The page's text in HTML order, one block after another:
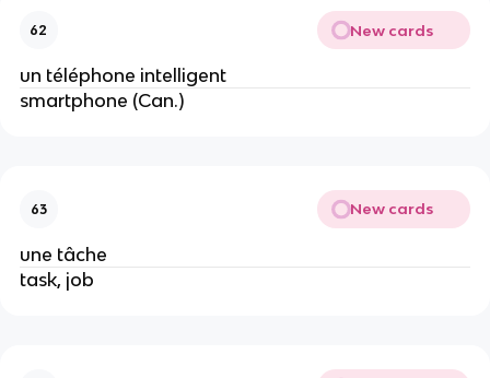
62 New cards
un téléphone intelligent
smartphone (Can.)
63 New cards
une tâche
task, job